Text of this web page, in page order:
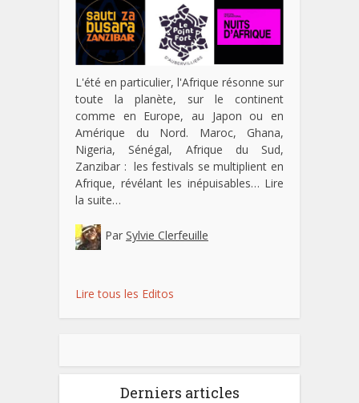
L'été en particulier, l'Afrique résonne sur
toute la planète, sur le continent
comme en Europe, au Japon ou en
Amérique du Nord. Maroc, Ghana,
Nigeria, Sénégal, Afrique du Sud,
Zanzibar : les festivals se multiplient en
Afrique, révélant les inépuisables… Lire
la suite…
Par Sylvie Clerfeuille
Lire tous les Editos
Derniers articles